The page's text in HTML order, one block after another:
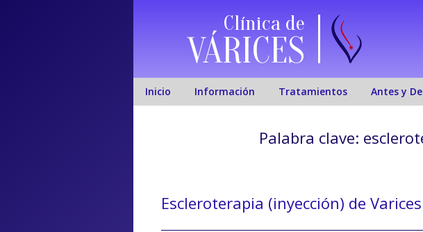
Clínica de
VÁRICES
Inicio Información Tratamientos Antes y
Palabra clave:
Escleroterapia (inyección) de Varices